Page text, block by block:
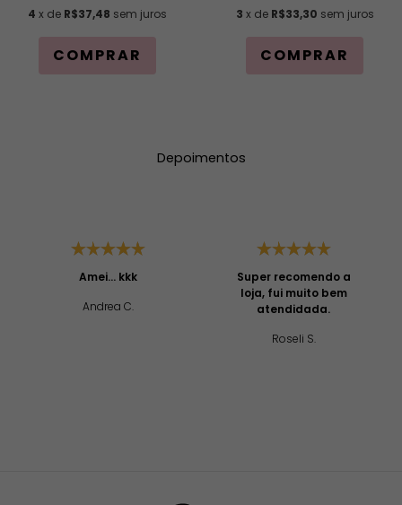
4 x de R$37,48 sem juros
COMPRAR
3 x de R$33,30 sem juros
COMPRAR
Depoimentos
Amei... kkk
Andrea C.
Super recomendo a
loja, fui muito bem
atendidada.
Roseli S.